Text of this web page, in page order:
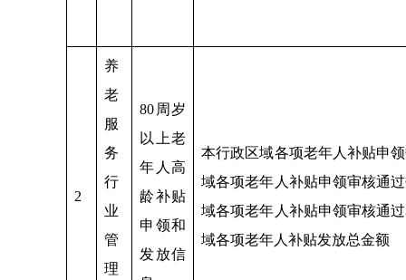
2
养
老
服
务
行
业
管
理
80周岁
以上老
年人高
龄补贴
申领和
发放信
本行政区域各项老年人补贴申
域各项老年人补贴申领审核通
域各项老年人补贴申领审核通
域各项老年人补贴发放总金额